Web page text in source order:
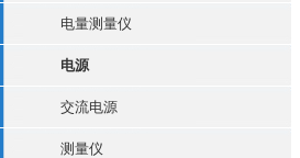
电量测量仪
电源
交流电源
测量仪